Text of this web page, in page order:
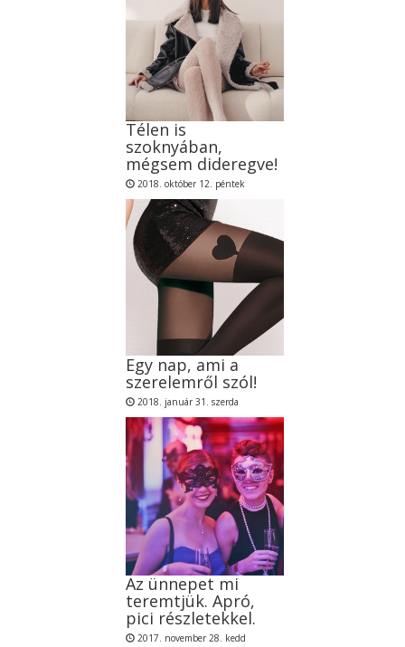
Télen is
szoknyában,
mégsem dideregve!
2018. október 12. péntek
Egy nap, ami a
szerelemről szól!
2018. január 31. szerda
Az ünnepet mi
teremtjük. Apró,
pici részletekkel.
2017. november 28. kedd